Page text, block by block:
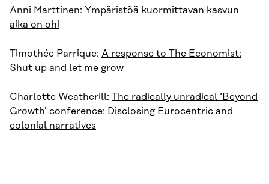
Anni Marttinen: Ympäristöä kuormittavan kasvun
aika on ohi
Timothée Parrique: A response to The Economist:
Shut up and let me grow
Charlotte Weatherill: The radically unradical ‘Beyond
Growth’ conference: Disclosing Eurocentric and
colonial narratives